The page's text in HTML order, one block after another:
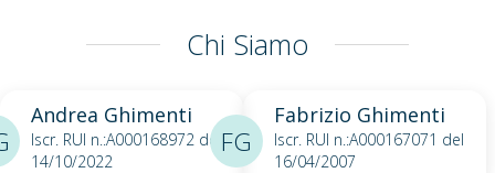
Chi Siamo
Andrea Ghimenti
Iscr. RUI n.:A000168972 del
14/10/2022
Fabrizio Ghimenti
Iscr. RUI n.:A000167071 del
16/04/2007
FG